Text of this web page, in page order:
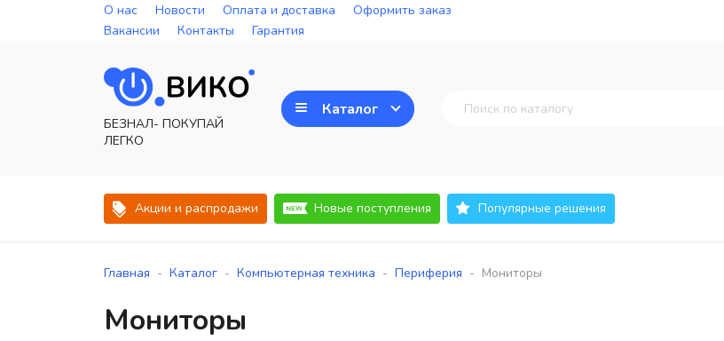
О нас Новости Оплата и доставка
Оформить заказ
Вакансии
Контакты Гарантия
БЕЗНАЛ- ПОКУПАЙ
ЛЕГКО
Каталог
Акции и распродажи Новые поступления Популярные решения
Главная - Каталог - Компьютерная техника - Периферия - Мониторы
Мониторы